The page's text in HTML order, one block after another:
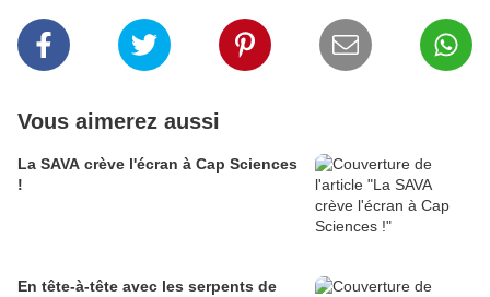
Vous aimerez aussi
La SAVA crève l'écran à Cap Sciences
!
En tête-à-tête avec les serpents de